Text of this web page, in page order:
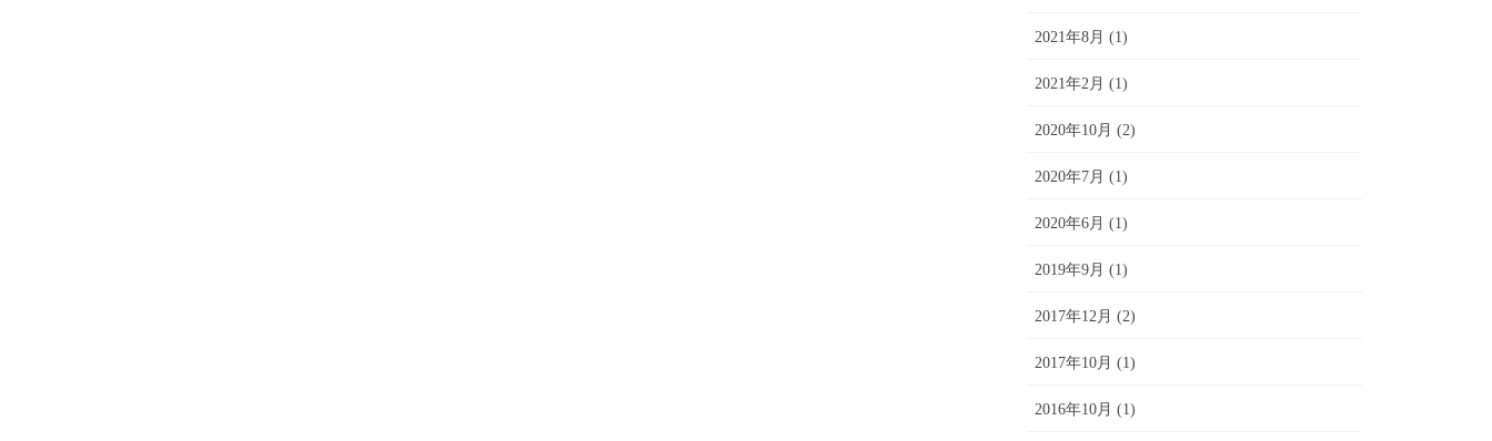
2021年8月 (1)
2021年2月 (1)
2020年10月 (2)
2020年7月 (1)
2020年6月 (1)
2019年9月 (1)
2017年12月 (2)
2017年10月 (1)
2016年10月 (1)